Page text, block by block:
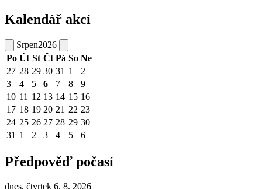
Kalendář akcí
Srpen2026
Po Út St Čt Pá So Ne
27 28 29 30 31 1
2
3
4 5 6 7 8
9
10 11 12 13 14 15 16
17 18 19 20 21 22 23
24 25 26 27 28 29 30
31 1 2 3 4 5 6
Předpověď počasí
dnes, čtvrtek 6. 8. 2026